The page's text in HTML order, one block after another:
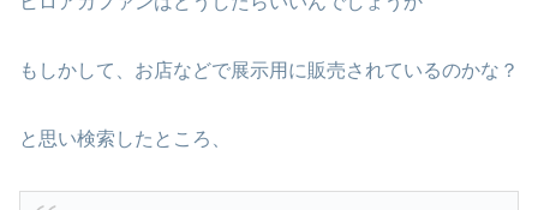
もしかして、お店などで展示用に販売されているのかな？
と思い検索したところ、